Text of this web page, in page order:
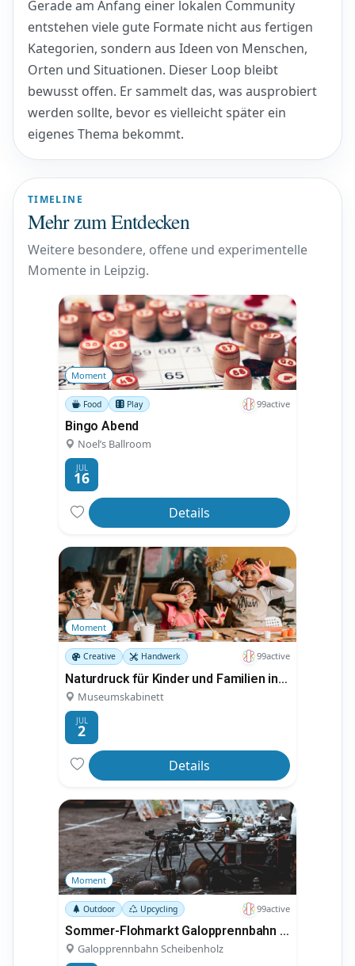
Gerade am Anfang einer lokalen Community
entstehen viele gute Formate nicht aus fertigen
Kategorien, sondern aus Ideen von Menschen,
Orten und Situationen. Dieser Loop bleibt
bewusst offen. Er sammelt das, was ausprobiert
werden sollte, bevor es vielleicht später ein
eigenes Thema bekommt.
TIMELINE
Mehr zum Entdecken
Weitere besondere, offene und experimentelle
Momente in Leipzig.
Moment
Food Play 99active
Bingo Abend
Noel’s Ballroom
JUL
16
Details
Moment
Creative Handwerk 99active
Naturdruck für Kinder und Familien in Leipzig
Museumskabinett
JUL
2
Details
Moment
Outdoor Upcycling 99active
Sommer-Flohmarkt Galopprennbahn Scheibenholz
Galopprennbahn Scheibenholz